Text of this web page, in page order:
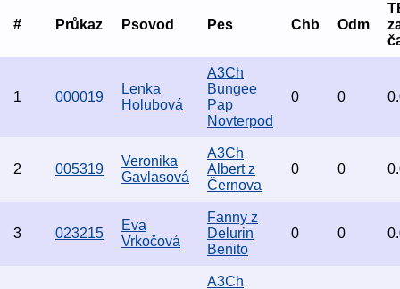
# Průkaz Psovod Pes Chb Odm
1 000019
Lenka
Holubová
A3Ch
Bungee
Pap
Novterpod
0 0
2 005319
Veronika
Gavlasová
A3Ch
Albert z
Černova
0 0
3 023215
Eva
Vrkočová
Fanny z
Delurin
Benito
0 0
A3Ch